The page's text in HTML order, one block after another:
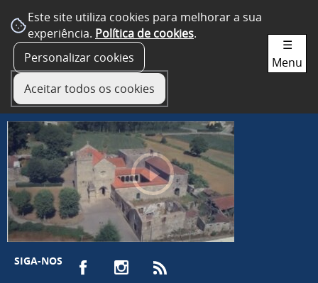
Este site utiliza cookies para melhorar a sua
experiência. Política de cookies.
Personalizar cookies
Aceitar todos os cookies
SIGA-NOS
☰
Menu